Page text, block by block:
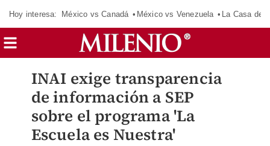
Hoy interesa: México vs Canadá México vs Venezuela La Casa de
INAI exige transparencia
de información a SEP
sobre el programa 'La
Escuela es Nuestra'